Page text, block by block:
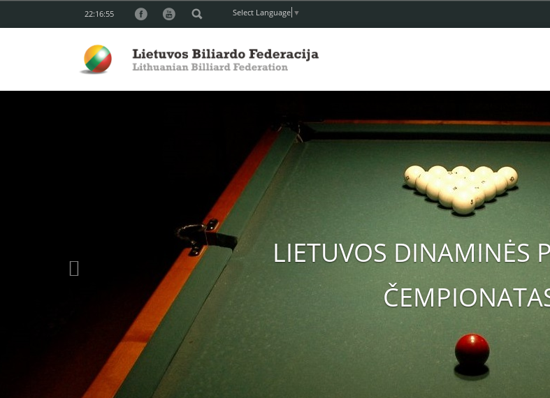
22:16:57 Select Language ▼
ATŠAUKTA!LIETUVOS
ČEMPIONATAS